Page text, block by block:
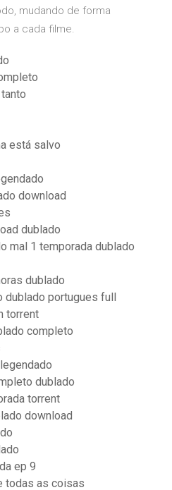
mudando de forma
a cada filme.
está salvo
download
dublado
mal 1 temporada dublado
dublado
portugues full
torrent
completo
dublado
torrent
download
ep 9
todas as coisas